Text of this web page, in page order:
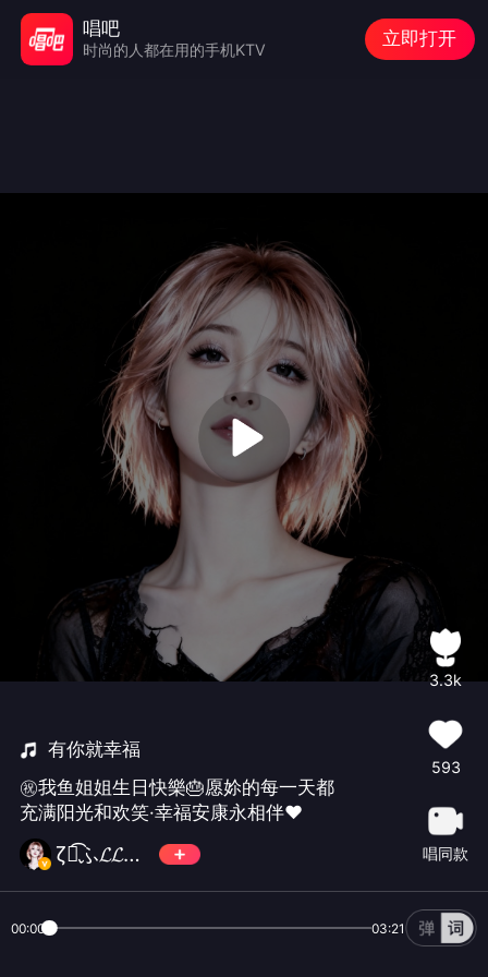
有你就幸福
㊗️我鱼姐姐生日快樂🎂愿㚷的每一天都
充满阳光和欢笑·幸福安康永相伴♥️
ζั͡ふ𝓛𝓛暂离❦
3.3k
593
唱同款
00:00 03:21
唱吧
时尚的人都在用的手机KTV
立即打开